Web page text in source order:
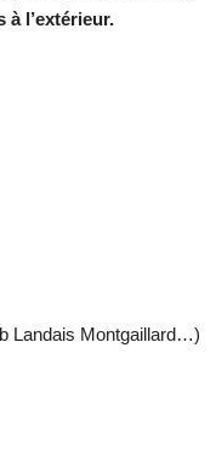
à l’extérieur.
Landais Montgaillard…)